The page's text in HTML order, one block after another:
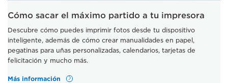
Cómo sacar el máximo partido a tu impresora
Descubre cómo puedes imprimir fotos desde tu dispositivo
inteligente, además de cómo crear manualidades en papel,
pegatinas para uñas personalizadas, calendarios, tarjetas de
felicitación y mucho más.
Más información